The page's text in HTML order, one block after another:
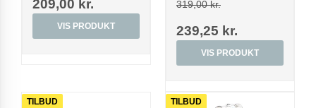
209,00 kr.
VIS PRODUKT
319,00 kr.
239,25 kr.
VIS PRODUKT
TILBUD TILBUD